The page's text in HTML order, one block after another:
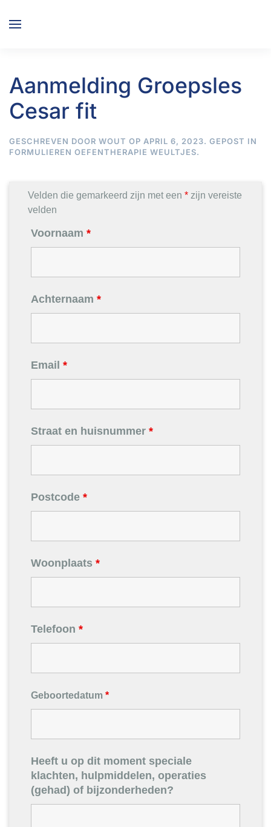
Aanmelding Groepsles
Cesar fit
GESCHREVEN DOOR WOUT OP APRIL 6, 2023. GEPOST IN
FORMULIEREN OEFENTHERAPIE WEULTJES.
Velden die gemarkeerd zijn met een * zijn vereiste
velden
Voornaam *
Achternaam *
Email *
Straat en huisnummer *
Postcode *
Woonplaats *
Telefoon *
Geboortedatum *
Heeft u op dit moment speciale
klachten, hulpmiddelen, operaties
(gehad) of bijzonderheden?